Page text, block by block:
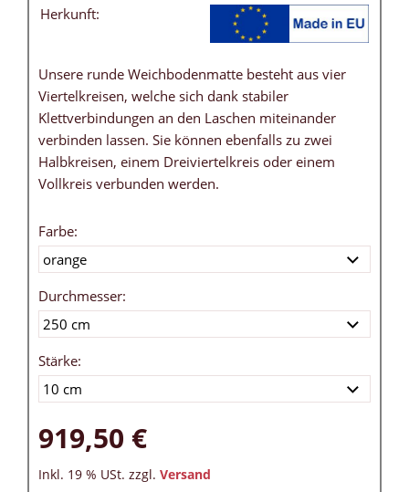
Herkunft:
Unsere runde Weichbodenmatte besteht aus vier
Viertelkreisen, welche sich dank stabiler
Klettverbindungen an den Laschen miteinander
verbinden lassen. Sie können ebenfalls zu zwei
Halbkreisen, einem Dreiviertelkreis oder einem
Vollkreis verbunden werden.
Farbe:
Durchmesser:
Stärke:
919,50 €
Inkl. 19 % USt. zzgl. Versand